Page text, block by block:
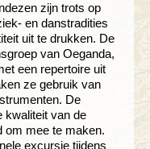
zijn trots op
en danstradities
uit te drukken. De
van Oeganda,
een repertoire uit
ze gebruik van
De
kwaliteit van de
om mee te maken.
excursie tijdens